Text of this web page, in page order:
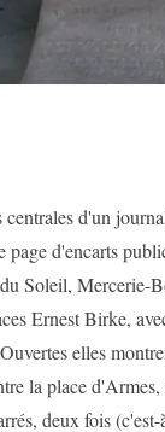
d'un
page d'encarts
Soleil, Mercerie-
Ernest Birke,
elles
la place d'Armes,
deux fois